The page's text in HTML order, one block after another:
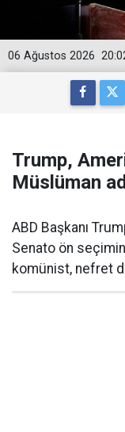
06 Ağustos 2026
Trump,
Müslüman
ABD Başkanı
Senato ön
komünist, nefret